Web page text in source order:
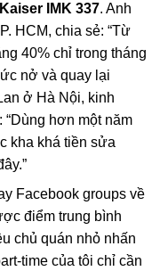
IMK 337. Anh
HCM, chia sẻ: “Từ
40% chỉ trong tháng
nở và quay lại
ở Hà Nội, kinh
hơn một năm
kha khá tiền sửa
Facebook groups về
điểm trung bình
chủ quán nhỏ nhấn
time của tôi chỉ cần